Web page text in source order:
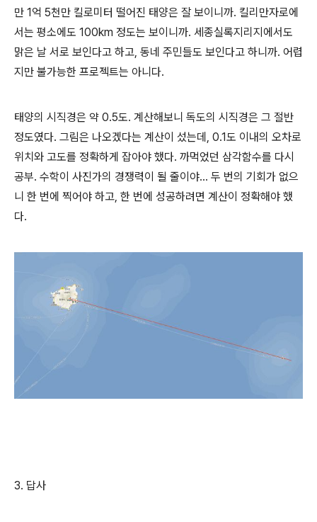
만 1억 5천만 킬로미터 떨어진 태양은 잘 보이니까. 킬리만자로에
서는 평소에도 100km 정도는 보이니까. 세종실록지리지에서도
맑은 날 서로 보인다고 하고, 동네 주민들도 보인다고 하니까. 어렵
지만 불가능한 프로젝트는 아니다.
태양의 시직경은 약 0.5도. 계산해보니 독도의 시직경은 그 절반
정도였다. 그림은 나오겠다는 계산이 섰는데, 0.1도 이내의 오차로
위치와 고도를 정확하게 잡아야 했다. 까먹었던 삼각함수를 다시
공부. 수학이 사진가의 경쟁력이 될 줄이야... 두 번의 기회가 없으
니 한 번에 찍어야 하고, 한 번에 성공하려면 계산이 정확해야 했
다.
3. 답사